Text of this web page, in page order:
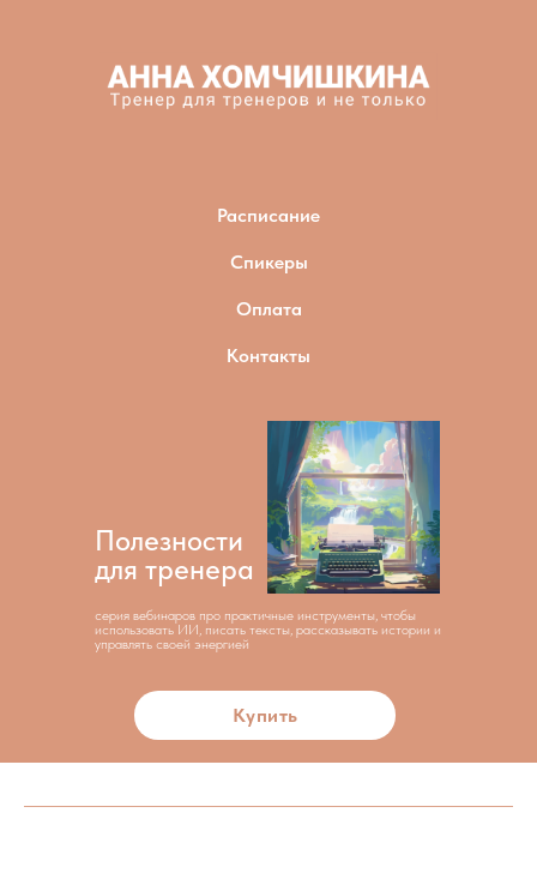
Расписание
Спикеры
Оплата
Контакты
Купить
серия вебинаров про практичные инструменты, чтобы
использовать ИИ, писать тексты, рассказывать истории и
управлять своей энергией
Полезности
для тренера